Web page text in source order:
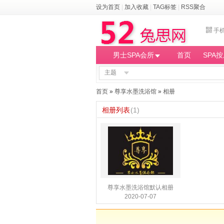
设为首页 加入收藏 TAG标签 RSS聚合
手
男士SPA会所 首页 SPA
主题
首页 » 尊享水墨洗浴馆 » 相册
相册列表(1)
尊享水墨洗浴馆默认相册
2020-07-07